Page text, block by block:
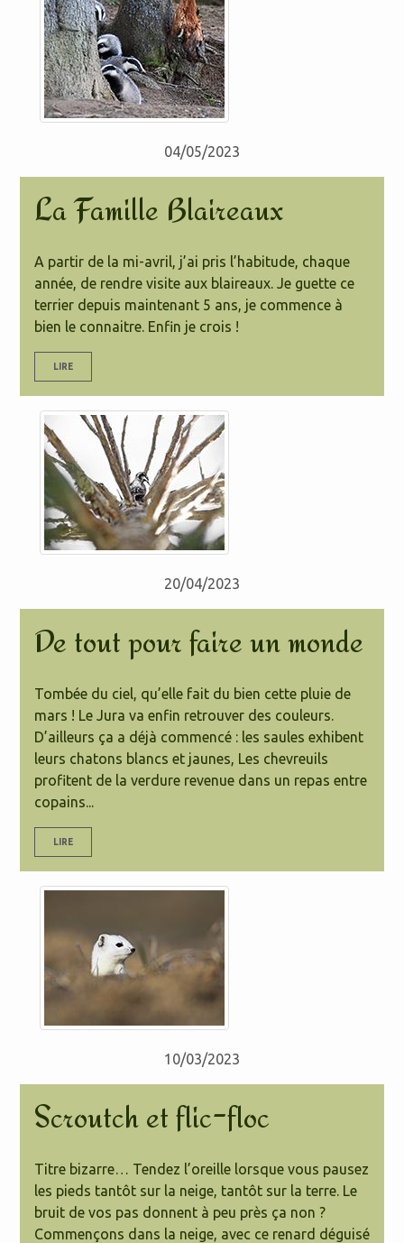
04/05/2023
La Famille Blaireaux
A partir de la mi-avril, j’ai pris l’habitude, chaque
année, de rendre visite aux blaireaux. Je guette ce
terrier depuis maintenant 5 ans, je commence à
bien le connaitre. Enfin je crois !
LIRE
20/04/2023
De tout pour faire un monde
Tombée du ciel, qu’elle fait du bien cette pluie de
mars ! Le Jura va enfin retrouver des couleurs.
D’ailleurs ça a déjà commencé : les saules exhibent
leurs chatons blancs et jaunes, Les chevreuils
profitent de la verdure revenue dans un repas entre
copains...
LIRE
10/03/2023
Scroutch et flic-floc
Titre bizarre… Tendez l’oreille lorsque vous pausez
les pieds tantôt sur la neige, tantôt sur la terre. Le
bruit de vos pas donnent à peu près ça non ?
Commençons dans la neige, avec ce renard déguisé